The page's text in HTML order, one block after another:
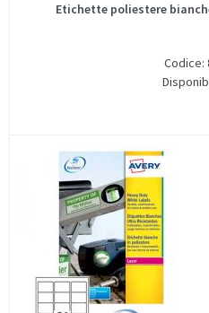
Etichette poliestere
Codice: